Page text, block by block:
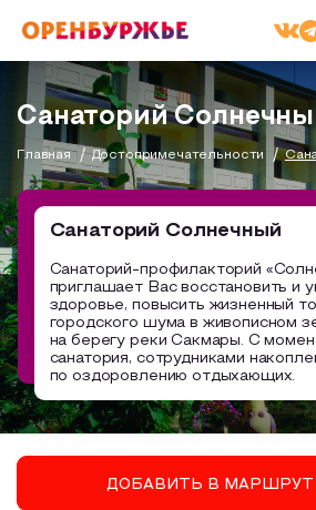
О РЕГИОНЕ
О регионе
Бузулук и Бузулукский район
Соль-Илецкий район
Саракташский район
МОЙ МАРШРУТ
Маршруты от туроператоров
Промышленный туризм
Пешеходный туризм
Сельский туризм
Автотуризм
ГДЕ ПОЕСТЬ
ГДЕ ОСТАНОВИТЬСЯ
СУВЕНИРЫ
НАЦИОНАЛЬНЫЙ ТУРИСТСКИЙ
English(EN)
Русский(RU)
Санаторий
Главная Достопримечательности
Санаторий Солнечный
Санаторий-профилакторий
приглашает Вас восстановить и
здоровье, повысить жизненный
городского шума в живописном
на берегу реки Сакмары. С
санатория, сотрудниками
по оздоровлению отдыхающих.
ДОБАВИТЬ В МАРШРУТ